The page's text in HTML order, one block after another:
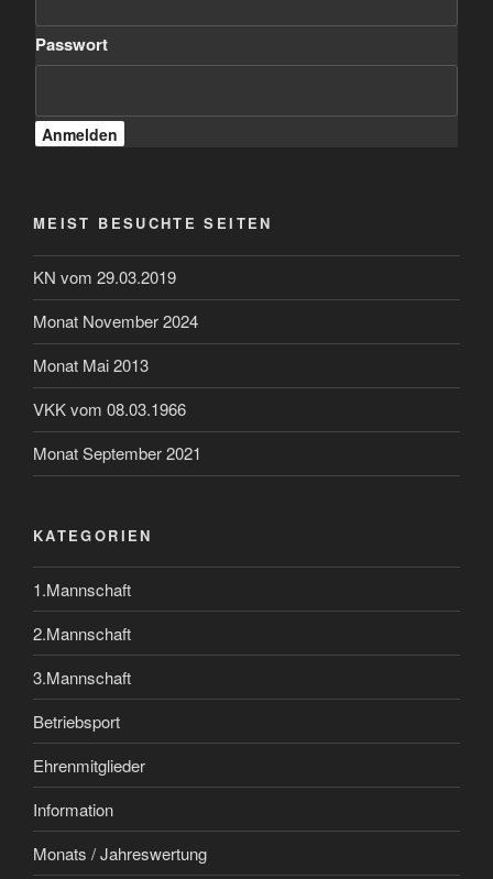
Passwort
MEIST BESUCHTE SEITEN
KN vom 29.03.2019
Monat November 2024
Monat Mai 2013
VKK vom 08.03.1966
Monat September 2021
KATEGORIEN
1.Mannschaft
2.Mannschaft
3.Mannschaft
Betriebsport
Ehrenmitglieder
Information
Monats / Jahreswertung